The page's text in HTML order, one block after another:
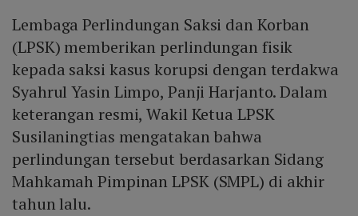
Lembaga Perlindungan Saksi dan Korban
(LPSK) memberikan perlindungan fisik
kepada saksi kasus korupsi dengan terdakwa
Syahrul Yasin Limpo, Panji Harjanto. Dalam
keterangan resmi, Wakil Ketua LPSK
Susilaningtias mengatakan bahwa
perlindungan tersebut berdasarkan Sidang
Mahkamah Pimpinan LPSK (SMPL) di akhir
tahun lalu.